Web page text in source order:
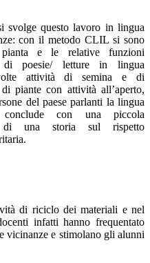
svolge questo lavoro in lingua
con il metodo CLIL si sono
e le relative funzioni
di poesie/ letture in lingua
attività di semina e di
piante con attività all’aperto,
del paese parlanti la lingua
con una piccola
di una storia sul rispetto
di riciclo dei materiali e nel
infatti hanno frequentato
vicinanze e stimolano gli alunni